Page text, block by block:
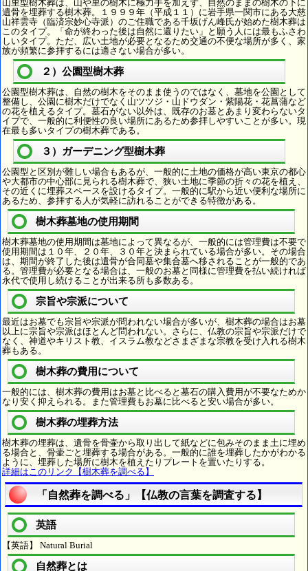
山里型樹木葬は、山や里の樹木に極力手を加えず、自然のままの樹木の下に
遺骨を埋葬する樹木葬。１９９９年（平成１１）に岩手県一関市にある大慈
山祥雲寺（臨済宗妙心寺派）のご住職である千坂げん峰氏が始めた樹木葬は
このタイプ。「命が終わった後は自然に還りたい」と願う人には最もふさわ
しいタイプ。ただ、広い土地が必要となるため交通の不便な場所が多く、家
族が頻繁に参拝するには適さない場合が多い。
２）公園型樹木葬
公園型樹木葬は、自然の樹木をそのまま使うのではなく、墓地を公園として
整備し、公園に樹木だけでなく山ツツジ・山ドウダン・紫陽花・花菖蒲など
の花を植えるタイプ。墓石がない以外は、既存のお墓とあまり変わらないタ
イプで、一般的に利便性の良い場所にあるため参拝しやすいことが多い。現
在最も多いタイプの樹木葬である。
３）ガーデニング型樹木葬
公園型と区別が難しい場合もあるが、一般的に土地の価格が高い東京の都心
や大都市の中心部に見られる樹木葬で、狭い土地に季節の折々の花を植え、
その近くに埋葬スペースを設けるタイプ。一般的に駅から近い便利な場所に
あるため、参拝する人が気軽に訪れることができる特徴がある。
樹木葬墓地の使用期間
樹木葬墓地の使用期間は墓地によって異なるが、一般的には管理費は不要で
使用期間は１０年、２０年、３０年と決まられている場合が多い。その場合
は、期間が終了した後は遺骨が合同墓や集合墓へ移されることが一般的であ
る。管理費が必要となる場合は、一般のお墓と同様に管理費を払い続ければ
永代で使用し続けることが出来る所も多数ある。
宗旨や宗派について
最近はお墓でも宗旨や宗派が問われない場合が多いが、樹木葬の場合はお墓
以上に宗旨や宗派はほとんど問われない。さらに、仏教の宗旨や宗派だけで
なく、神道やキリスト教、イスラム教などさまざまな宗教を受け入れる樹木
葬もある。
樹木葬の費用について
一般的には、樹木葬の費用はお墓と比べると墓石の購入費用が不要なためか
なり安く抑えられる。また管理費もお墓に比べると安い場合が多い。
樹木葬の埋葬方法
樹木葬の埋葬は、遺骨を骨壷から取り出して紙などに包みそのまま土に埋め
る場合と、骨壷ごと埋葬する場合がある。一般的に誰を埋葬したかがわかる
ように、埋葬した場所に樹木を植えたりプレートを置いたりする。
詳細はこのリンク【樹木葬を調べる】
「自然葬を調べる」【仏教の言葉を調査する】
英語
【英語】 Natural Burial
自然葬とは